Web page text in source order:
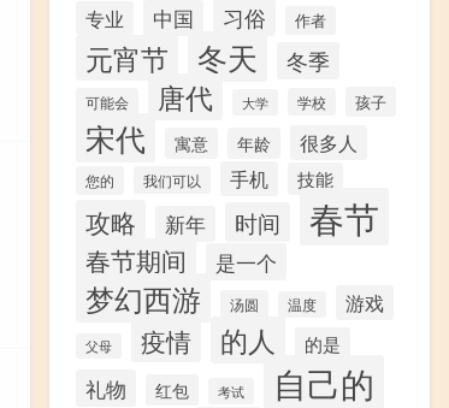
专业 中国 习俗 作者
元宵节 冬天 冬季
可能会 唐代 大学 学校 孩子
宋代 寓意 年龄 很多人
您的 我们可以 手机 技能
攻略 新年 时间 春节
春节期间 是一个
梦幻西游 汤圆 温度 游戏
父母 疫情 的人 的是
礼物 红包 考试 自己的